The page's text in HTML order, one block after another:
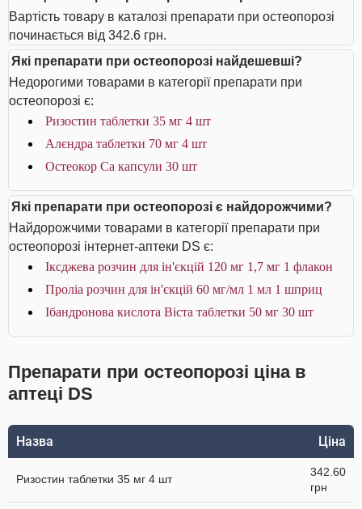
Вартість товару в каталозі препарати при остеопорозі
починається від 342.6 грн.
Які препарати при остеопорозі найдешевші?
Недорогими товарами в категорії препарати при
остеопорозі є:
Ризостин таблетки 35 мг 4 шт
Алєндра таблетки 70 мг 4 шт
Остеокор Cа капсули 30 шт
Які препарати при остеопорозі є найдорожчими?
Найдорожчими товарами в категорії препарати при
остеопорозі інтернет-аптеки DS є:
Іксджева розчин для ін'єкцій 120 мг 1,7 мг 1 флакон
Проліа розчин для ін'єкцій 60 мг/мл 1 мл 1 шприц
Ібандронова кислота Віста таблетки 50 мг 30 шт
Препарати при остеопорозі ціна в
аптеці DS
Назва Ціна
Ризостин таблетки 35 мг 4 шт
342.60
грн